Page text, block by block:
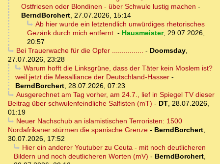
Ostfriesen oder Blondinen - über Schwule lustig machen -
BerndBorchert, 27.07.2026, 15:14
Ab hier wurde ein letztendlich unwürdiges rhetorisches
Gezänk durch mich entfernt. - Hausmeister, 29.07.2026,
20:57
Bei Trauerwache für die Opfer ................ - Doomsday,
27.07.2026, 23:28
Warum hofft die Linksgrüne, dass der Täter kein Moslem ist?
weil jetzt die Mesalliance der Deutschland-Hasser -
BerndBorchert, 28.07.2026, 07:23
Ausgerechnet am Tag vorher, am 24.7., lief in Spiegel TV dieser
Beitrag über schwulenfeindliche Salfisten (mT) - DT, 28.07.2026,
01:19
Neuer Nachschub an islamistischen Terroristen: 1500
Nordafrikaner stürmen die spanische Grenze - BerndBorchert,
30.07.2026, 17:52
Hier ein anderer Youtuber zu Ceuta - mit noch deutlicheren
Bildern und noch deutlicheren Worten (mV) - BerndBorchert,